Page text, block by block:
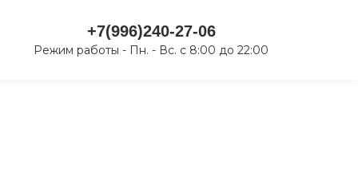
+7(996)240-27-06
Режим работы - Пн. - Вс. с 8:00 до 22:00